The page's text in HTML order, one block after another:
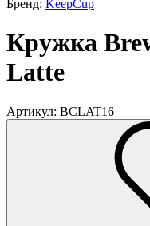
Бренд: KeepCup
Кружка
Latte
Артикул: BCLAT16